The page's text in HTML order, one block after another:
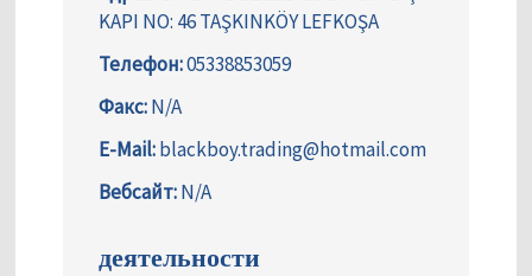
KAPI NO: 46 TAŞKINKÖY LEFKOŞA
Телефон:05338853059
Факс:N/A
E-Mail:blackboy.trading@hotmail.com
Вебсайт:N/A
деятельности